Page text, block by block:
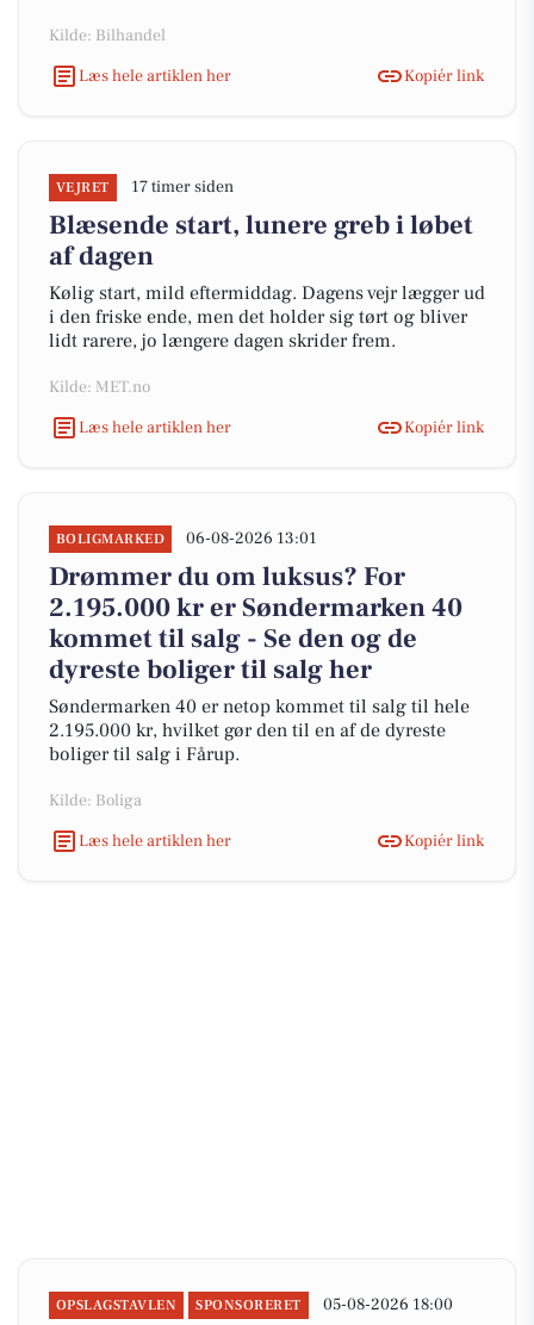
Kilde: Bilhandel
Læs hele artiklen her
Kopiér link
VEJRET 17 timer siden
Blæsende start, lunere greb i løbet
af dagen
Kølig start, mild eftermiddag. Dagens vejr lægger ud
i den friske ende, men det holder sig tørt og bliver
lidt rarere, jo længere dagen skrider frem.
Kilde: MET.no
Læs hele artiklen her
Kopiér link
BOLIGMARKED 06-08-2026 13:01
Drømmer du om luksus? For
2.195.000 kr er Søndermarken 40
kommet til salg - Se den og de
dyreste boliger til salg her
Søndermarken 40 er netop kommet til salg til hele
2.195.000 kr, hvilket gør den til en af de dyreste
boliger til salg i Fårup.
Kilde: Boliga
Læs hele artiklen her
Kopiér link
OPSLAGSTAVLEN SPONSORERET 05-08-2026 18:00